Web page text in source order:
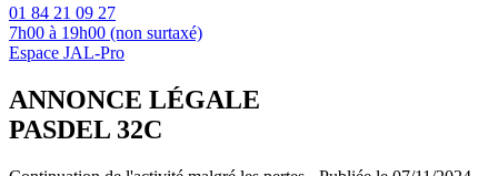
01 84 21 09 27
7h00 à 19h00 (non surtaxé)
Espace JAL-Pro
ANNONCE LÉGALE
PASDEL 32C